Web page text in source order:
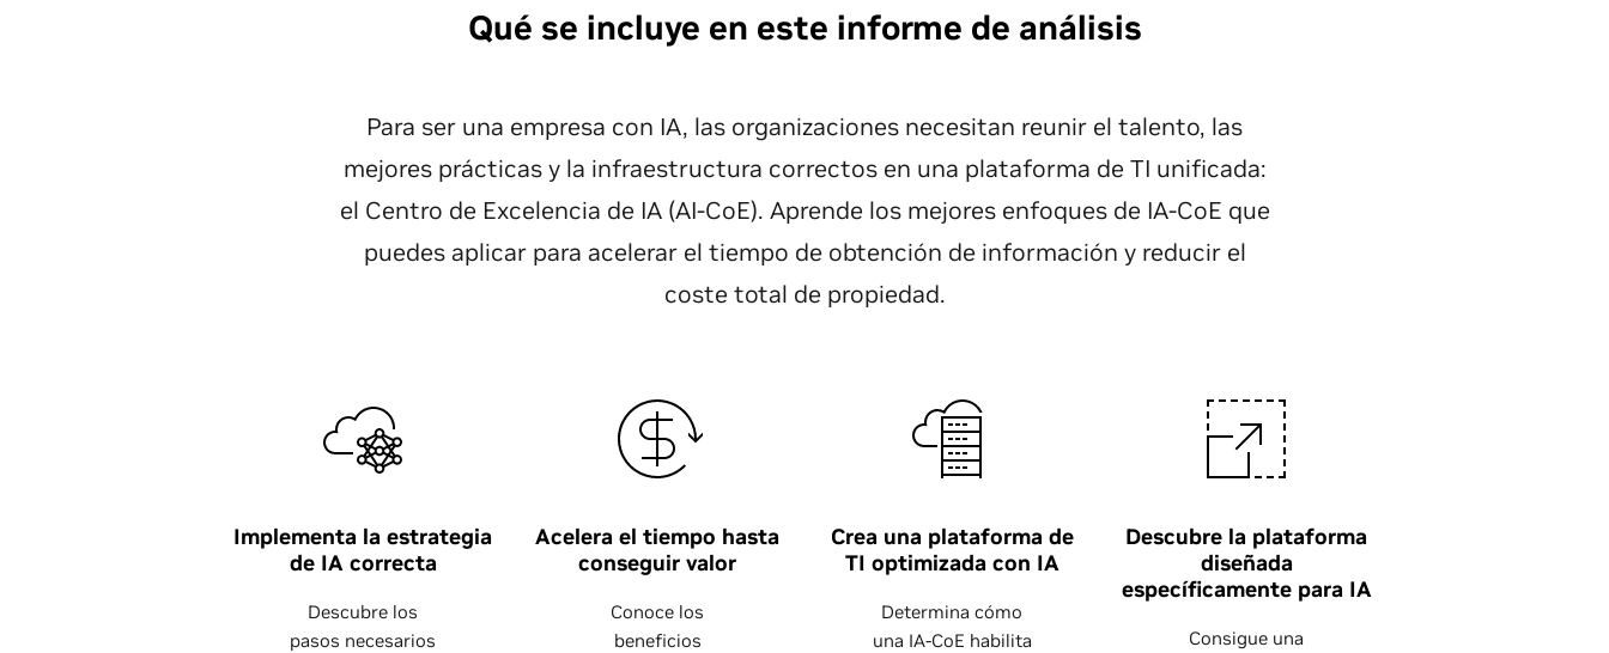
Qué se incluye en este informe de análisis
Para ser una empresa con IA, las organizaciones necesitan reunir el talento, las
mejores prácticas y la infraestructura correctos en una plataforma de TI unificada:
el Centro de Excelencia de IA (AI-CoE). Aprende los mejores enfoques de IA-CoE que
puedes aplicar para acelerar el tiempo de obtención de información y reducir el
coste total de propiedad.
Implementa la estrategia
de IA correcta
Descubre los
pasos necesarios
Acelera el tiempo hasta
conseguir valor
Conoce los
beneficios
Crea una plataforma de
TI optimizada con IA
Determina cómo
una IA-CoE habilita
Descubre la plataforma
diseñada
específicamente para IA
Consigue una